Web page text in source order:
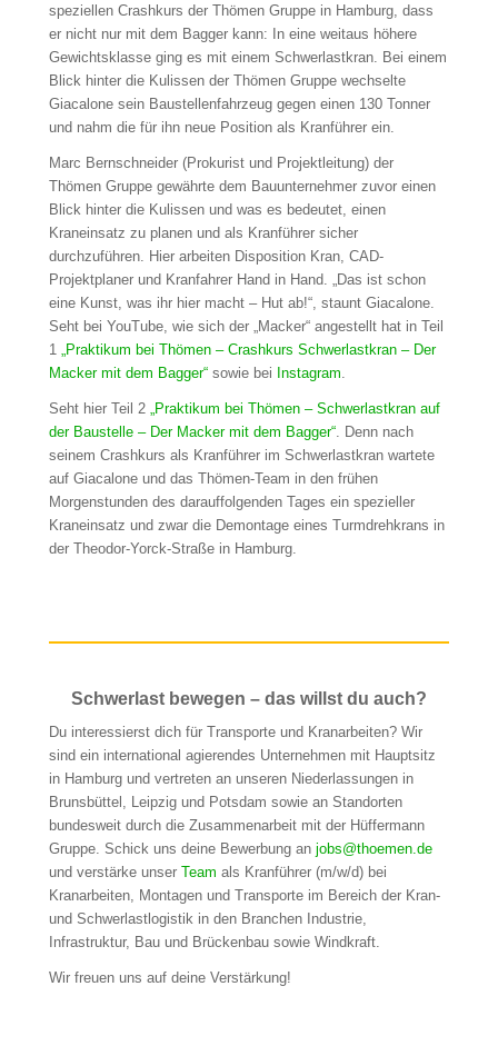
speziellen Crashkurs der Thömen Gruppe in Hamburg, dass
er nicht nur mit dem Bagger kann: In eine weitaus höhere
Gewichtsklasse ging es mit einem Schwerlastkran. Bei einem
Blick hinter die Kulissen der Thömen Gruppe wechselte
Giacalone sein Baustellenfahrzeug gegen einen 130 Tonner
und nahm die für ihn neue Position als Kranführer ein.
Marc Bernschneider (Prokurist und Projektleitung) der
Thömen Gruppe gewährte dem Bauunternehmer zuvor einen
Blick hinter die Kulissen und was es bedeutet, einen
Kraneinsatz zu planen und als Kranführer sicher
durchzuführen. Hier arbeiten Disposition Kran, CAD-
Projektplaner und Kranfahrer Hand in Hand. „Das ist schon
eine Kunst, was ihr hier macht – Hut ab!“, staunt Giacalone.
Seht bei YouTube, wie sich der „Macker“ angestellt hat in Teil
1 „Praktikum bei Thömen – Crashkurs Schwerlastkran – Der
Macker mit dem Bagger“sowie bei Instagram.
Seht hier Teil 2 „Praktikum bei Thömen – Schwerlastkran auf
der Baustelle – Der Macker mit dem Bagger“. Denn nach
seinem Crashkurs als Kranführer im Schwerlastkran wartete
auf Giacalone und das Thömen-Team in den frühen
Morgenstunden des darauffolgenden Tages ein spezieller
Kraneinsatz und zwar die Demontage eines Turmdrehkrans in
der Theodor-Yorck-Straße in Hamburg.
Schwerlast bewegen – das willst du auch?
Du interessierst dich für Transporte und Kranarbeiten? Wir
sind ein international agierendes Unternehmen mit Hauptsitz
in Hamburg und vertreten an unseren Niederlassungen in
Brunsbüttel, Leipzig und Potsdam sowie an Standorten
bundesweit durch die Zusammenarbeit mit der Hüffermann
Gruppe. Schick uns deine Bewerbung an jobs@thoemen.de
und verstärke unser Team als Kranführer (m/w/d) bei
Kranarbeiten, Montagen und Transporte im Bereich der Kran-
und Schwerlastlogistik in den Branchen Industrie,
Infrastruktur, Bau und Brückenbau sowie Windkraft.
Wir freuen uns auf deine Verstärkung!